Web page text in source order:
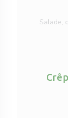
Salade,